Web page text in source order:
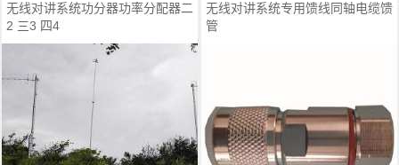
无线对讲系统功分器功率分配器二
2 三3 四4
无线对讲系统专用馈线同轴电缆馈
管